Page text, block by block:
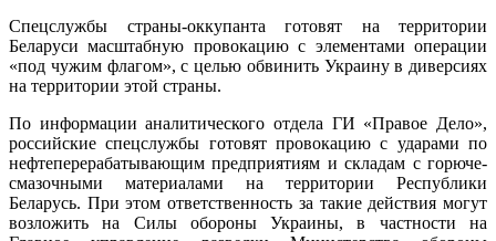
Спецслужбы страны-оккупанта готовят на территории
Беларуси масштабную провокацию с элементами операции
«под чужим флагом», с целью обвинить Украину в диверсиях
на территории этой страны.
По информации аналитического отдела ГИ «Правое Дело»,
российские спецслужбы готовят провокацию с ударами по
нефтеперерабатывающим предприятиям и складам с горюче-
смазочными материалами на территории Республики
Беларусь. При этом ответственность за такие действия могут
возложить на Силы обороны Украины, в частности на